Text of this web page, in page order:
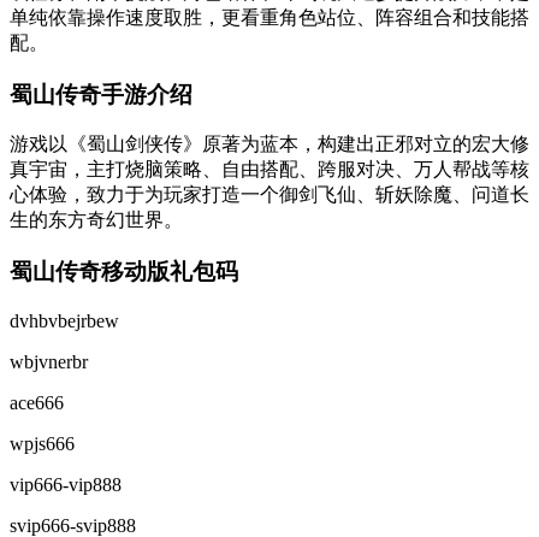
单纯依靠操作速度取胜，更看重角色站位、阵容组合和技能搭
配。
蜀山传奇手游介绍
游戏以《蜀山剑侠传》原著为蓝本，构建出正邪对立的宏大修
真宇宙，主打烧脑策略、自由搭配、跨服对决、万人帮战等核
心体验，致力于为玩家打造一个御剑飞仙、斩妖除魔、问道长
生的东方奇幻世界。
蜀山传奇移动版礼包码
‌dvhbvbejrbew‌
‌wbjvnerbr‌
‌ace666‌
‌wpjs666‌
‌vip666-vip888‌
‌svip666-svip888‌